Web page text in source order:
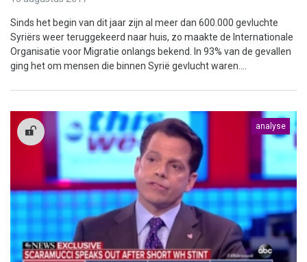
Sinds het begin van dit jaar zijn al meer dan 600.000 gevluchte
Syriërs weer teruggekeerd naar huis, zo maakte de Internationale
Organisatie voor Migratie onlangs bekend. In 93% van de gevallen
ging het om mensen die binnen Syrië gevlucht waren....
analyse